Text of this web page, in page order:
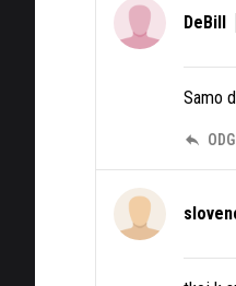
DeBill
Samo